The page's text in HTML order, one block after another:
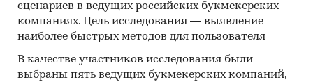
сценариев в ведущих российских букмекерских
компаниях. Цель исследования — выявление
наиболее быстрых методов для пользователя
В качестве участников исследования были
выбраны пять ведущих букмекерских компаний,